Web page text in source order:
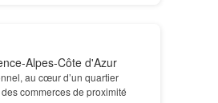
Alpes-Côte d'Azur
au cœur d’un quartier
commerces de proximité